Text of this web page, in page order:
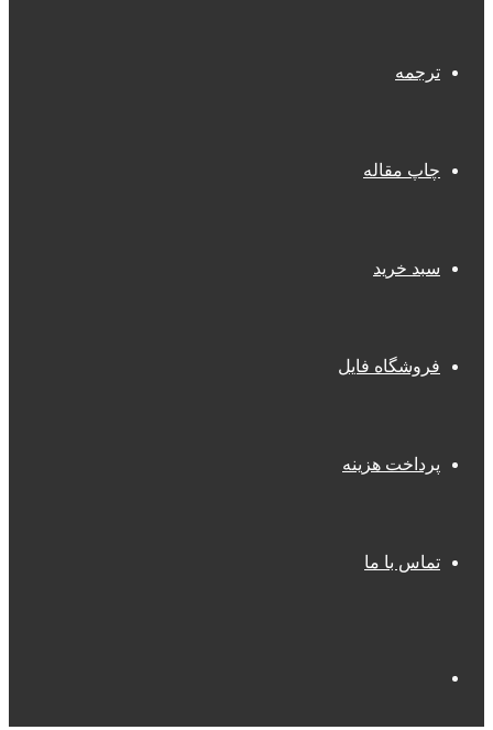
ترجمه
چاپ مقاله
سبد خرید
فروشگاه فایل
پرداخت هزینه
تماس با ما